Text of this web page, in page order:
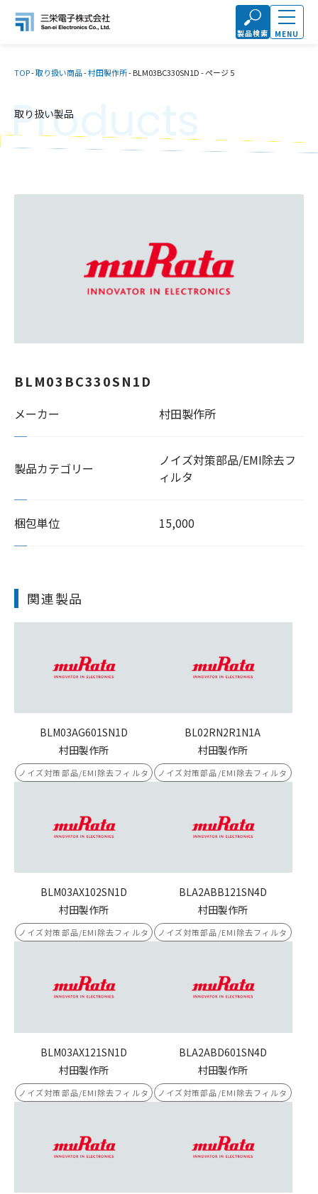
製品検索 MENU
TOP-取り扱い商品-村田製作所-BLM03BC330SN1D-ページ 5
取り扱い製品
Products
BLM03BC330SN1D
メーカー 村田製作所
製品カテゴリー
ノイズ対策部品/EMI除去フ
ィルタ
梱包単位 15,000
関連製品
BLM03AG601SN1D
村田製作所
ノイズ対策部品/EMI除去フィルタ
BL02RN2R1N1A
村田製作所
ノイズ対策部品/EMI除去フィルタ
BLM03AX102SN1D
村田製作所
ノイズ対策部品/EMI除去フィルタ
BLA2ABB121SN4D
村田製作所
ノイズ対策部品/EMI除去フィルタ
BLM03AX121SN1D
村田製作所
ノイズ対策部品/EMI除去フィルタ
BLA2ABD601SN4D
村田製作所
ノイズ対策部品/EMI除去フィルタ